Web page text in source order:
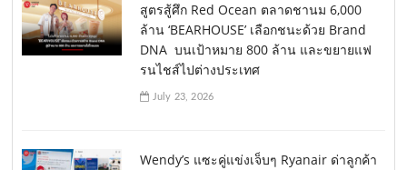
สูตรสู้ศึก Red Ocean ตลาดชานม 6,000
ล้าน ‘BEARHOUSE’ เลือกชนะด้วย Brand
DNA บนเป้าหมาย 800 ล้าน และขยายแฟ
รนไชส์ไปต่างประเทศ
July 23, 2026
Wendy’s แซะคู่แข่งเจ็บๆ Ryanair ด่าลูกค้า